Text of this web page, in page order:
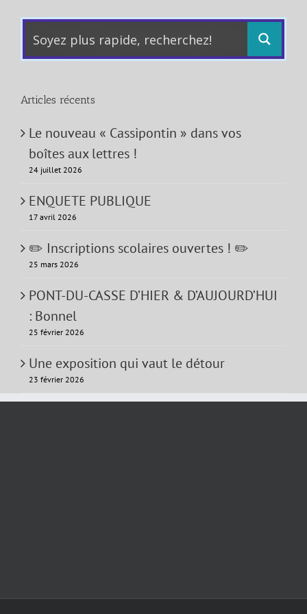
Articles récents
Le nouveau « Cassipontin » dans vos
boîtes aux lettres !
24 juillet 2026
ENQUETE PUBLIQUE
17 avril 2026
✏️ Inscriptions scolaires ouvertes ! ✏️
25 mars 2026
PONT-DU-CASSE D’HIER & D’AUJOURD’HUI
: Bonnel
25 février 2026
Une exposition qui vaut le détour
23 février 2026